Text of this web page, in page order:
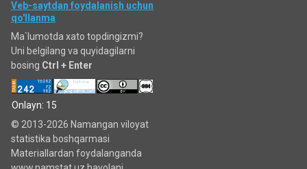
Veb-saytdan foydalanish uchun
qo'llanma
Ma`lumotda xato topdingizmi?
Uni belgilang va quyidagilarni
bosing Ctrl + Enter
Onlayn: 15
© 2013-2026 Namangan viloyat
statistika boshqarmasi
Materiallardan foydalanganda